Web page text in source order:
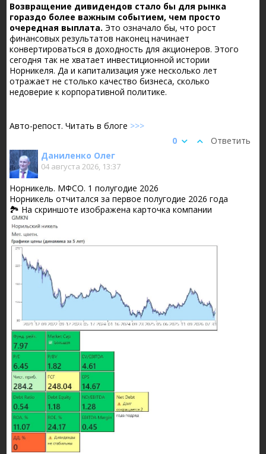
Возвращение дивидендов стало бы для рынка
гораздо более важным событием, чем просто
очередная выплата. Это означало бы, что рост
финансовых результатов наконец начинает
конвертироваться в доходность для акционеров. Этого
сегодня так не хватает инвестиционной истории
Норникеля. Да и капитализация уже несколько лет
отражает не столько качество бизнеса, сколько
недоверие к корпоративной политике.
Авто-репост. Читать в блоге >>>
Ответить
0
Даниленко Олег
04 августа 2026, 13:37
Норникель. МФСО. 1 полугодие 2026
Норникель отчитался за первое полугодие 2026 года
🏞 На скриншоте изображена карточка компании